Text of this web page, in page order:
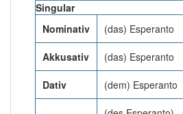
Singular
Nominativ
(das) Esperanto
Akkusativ (das) Esperanto
Dativ (dem) Esperanto